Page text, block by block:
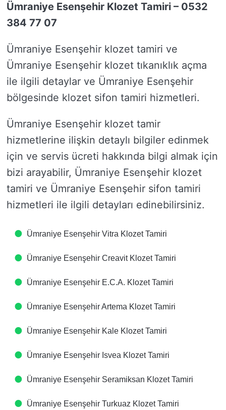
Ümraniye Esenşehir Klozet Tamiri – 0532
384 77 07
Ümraniye Esenşehir klozet tamiri ve
Ümraniye Esenşehir klozet tıkanıklık açma
ile ilgili detaylar ve Ümraniye Esenşehir
bölgesinde klozet sifon tamiri hizmetleri.
Ümraniye Esenşehir klozet tamir
hizmetlerine ilişkin detaylı bilgiler edinmek
için ve servis ücreti hakkında bilgi almak için
bizi arayabilir, Ümraniye Esenşehir klozet
tamiri ve Ümraniye Esenşehir sifon tamiri
hizmetleri ile ilgili detayları edinebilirsiniz.
Ümraniye Esenşehir Vitra Klozet Tamiri
Ümraniye Esenşehir Creavit Klozet Tamiri
Ümraniye Esenşehir E.C.A. Klozet Tamiri
Ümraniye Esenşehir Artema Klozet Tamiri
Ümraniye Esenşehir Kale Klozet Tamiri
Ümraniye Esenşehir Isvea Klozet Tamiri
Ümraniye Esenşehir Seramiksan Klozet Tamiri
Ümraniye Esenşehir Turkuaz Klozet Tamiri